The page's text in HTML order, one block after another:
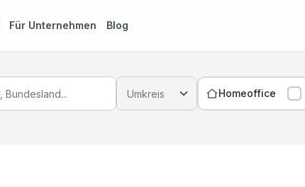
Für Unternehmen Blog
Homeoffice